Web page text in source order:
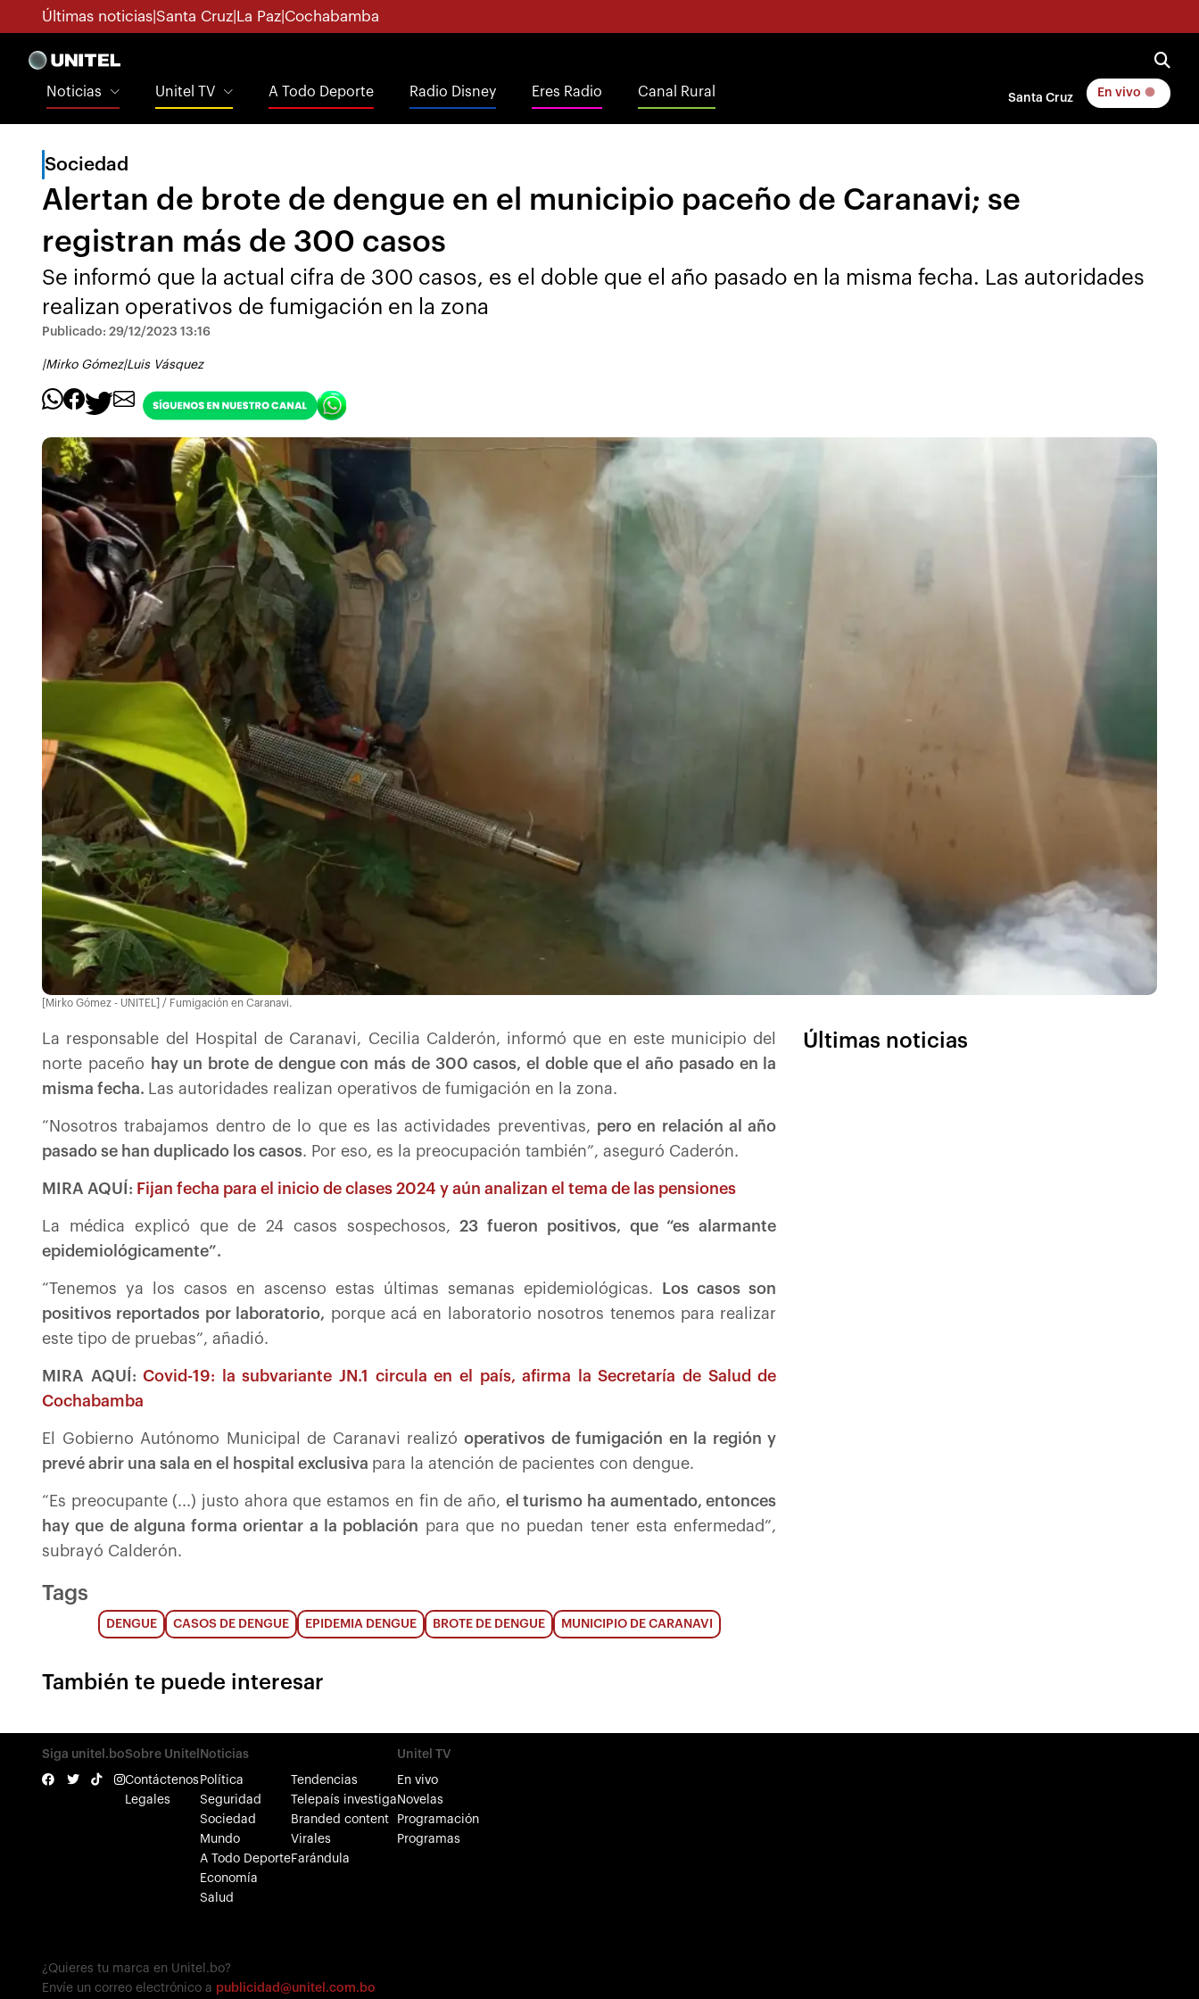
Últimas noticias Santa Cruz La Paz Cochabamba
Noticias Unitel TV A Todo Deporte Radio Disney Eres Radio Canal Rural Santa Cruz En vivo
Sociedad
Alertan de brote de dengue en el municipio paceño de Caranavi; se
registran más de 300 casos
Se informó que la actual cifra de 300 casos, es el doble que el año pasado en la misma fecha. Las autoridades
realizan operativos de fumigación en la zona
Publicado: 29/12/2023 13:16
|Mirko Gómez|Luis Vásquez
[Mirko Gómez - UNITEL] / Fumigación en Caranavi.
La responsable del Hospital de Caranavi, Cecilia Calderón, informó que en este municipio del
norte paceño
hay un brote de dengue con más de 300 casos, el doble que el año pasado en la
misma fecha. Las autoridades realizan operativos de fumigación en la zona.
“Nosotros trabajamos dentro de lo que es las actividades preventivas, pero en relación al año
pasado se han duplicado los casos. Por eso, es la preocupación también”, aseguró Caderón.
MIRA AQUÍ: Fijan fecha para el inicio de clases 2024 y aún analizan el tema de las pensiones
La médica explicó que de 24 casos sospechosos, 23 fueron positivos, que “es alarmante
epidemiológicamente”.
“Tenemos ya los casos en ascenso estas últimas semanas epidemiológicas.
Los casos son
positivos reportados por laboratorio, porque acá en laboratorio nosotros tenemos para realizar
este tipo de pruebas”, añadió.
MIRA AQUÍ:Covid-19: la subvariante JN.1 circula en el país, afirma la Secretaría de Salud de
Cochabamba
El Gobierno Autónomo Municipal de Caranavi realizó operativos de fumigación en la región y
prevé abrir una sala en el hospital exclusiva para la atención de pacientes con dengue.
“Es preocupante (...) justo ahora que estamos en fin de año, el turismo ha aumentado, entonces
hay que de alguna forma orientar a la población para que no puedan tener esta enfermedad”,
subrayó Calderón.
Tags
DENGUE CASOS DE DENGUE EPIDEMIA DENGUE BROTE DE DENGUE MUNICIPIO DE CARANAVI
Últimas noticias
También te puede interesar
Siga unitel.boSobre Unitel
Contáctenos
Legales
Noticias
Política
Seguridad
Sociedad
Mundo
A Todo Deporte
Economía
Salud
Tendencias
Telepaís investiga
Branded content
Virales
Farándula
Unitel TV
En vivo
Novelas
Programación
Programas
¿Quieres tu marca en Unitel.bo?
Envíe un correo electrónico a publicidad@unitel.com.bo